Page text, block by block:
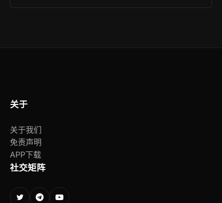
快速对话图标。
社交矩阵
关于
关于我们
免责声明
APP下载